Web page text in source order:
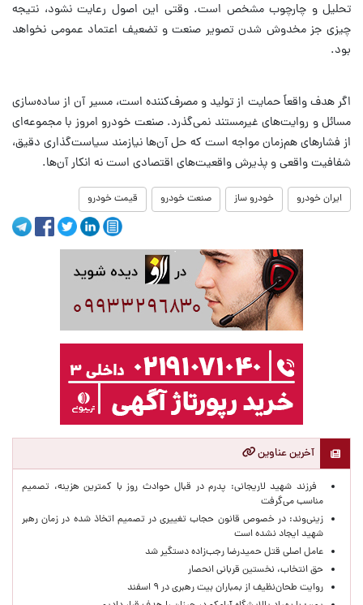
تحلیل و چارچوب مشخص است. وقتی این اصول رعایت نشود، نتیجه
چیزی جز مخدوش شدن تصویر صنعت و تضعیف اعتماد عمومی نخواهد
بود.
اگر هدف واقعاً حمایت از تولید و مصرف‌کننده است، مسیر آن از ساده‌سازی
مسائل و روایت‌های غیرمستند نمی‌گذرد. صنعت خودرو امروز با مجموعه‌ای
از فشارهای هم‌زمان مواجه است که حل آن‌ها نیازمند سیاست‌گذاری دقیق،
شفافیت واقعی و پذیرش واقعیت‌های اقتصادی است نه انکار آن‌ها.
ایران خودرو خودرو ساز صنعت خودرو قیمت خودرو
آخرین عناوین
فرزند شهید لاریجانی: پدرم در قبال حوادث روز با کمترین هزینه، تصمیم
مناسب می‌گرفت
زینی‌وند: در خصوص قانون حجاب تغییری در تصمیم اتخاذ شده در زمان رهبر
شهید ایجاد نشده است
عامل اصلی قتل حمیدرضا رجب‌زاده دستگیر شد
حق انتخاب، نخستین قربانی انحصار
روایت طحان‌نظیف از بمباران بیت رهبری در ۹ اسفند